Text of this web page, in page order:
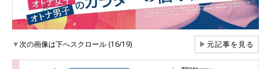
▼次の画像は下へスクロール (16/19) ▶元記事を見る